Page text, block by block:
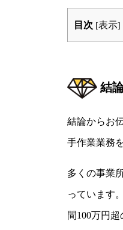
目次 [表示]
結
結論からお
手作業業務
多くの事業
っています
間100万円